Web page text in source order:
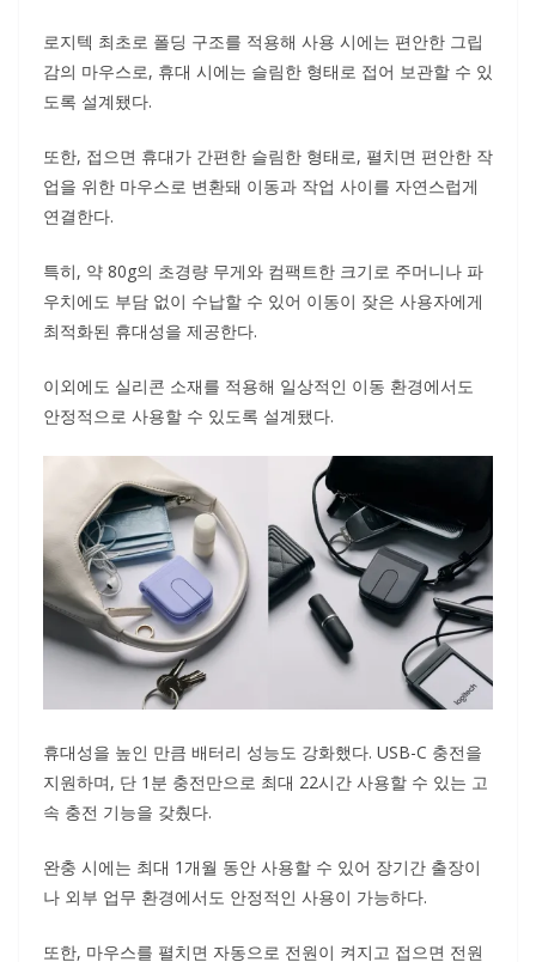
로지텍 최초로 폴딩 구조를 적용해 사용 시에는 편안한 그립
감의 마우스로, 휴대 시에는 슬림한 형태로 접어 보관할 수 있
도록 설계됐다.
또한, 접으면 휴대가 간편한 슬림한 형태로, 펼치면 편안한 작
업을 위한 마우스로 변환돼 이동과 작업 사이를 자연스럽게
연결한다.
특히, 약 80g의 초경량 무게와 컴팩트한 크기로 주머니나 파
우치에도 부담 없이 수납할 수 있어 이동이 잦은 사용자에게
최적화된 휴대성을 제공한다.
이외에도 실리콘 소재를 적용해 일상적인 이동 환경에서도
안정적으로 사용할 수 있도록 설계됐다.
휴대성을 높인 만큼 배터리 성능도 강화했다. USB-C 충전을
지원하며, 단 1분 충전만으로 최대 22시간 사용할 수 있는 고
속 충전 기능을 갖췄다.
완충 시에는 최대 1개월 동안 사용할 수 있어 장기간 출장이
나 외부 업무 환경에서도 안정적인 사용이 가능하다.
또한, 마우스를 펼치면 자동으로 전원이 켜지고 접으면 전원